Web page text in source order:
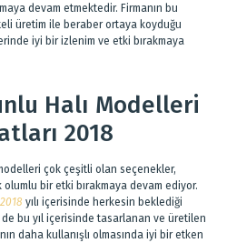
devam etmektedir. Firmanın bu
üretim ile beraber ortaya koyduğu
iyi bir izlenim ve etki bırakmaya
Halı Modelleri
2018
çok çeşitli olan seçenekler,
bir etki bırakmaya devam ediyor.
yılı içerisinde herkesin beklediği
bu yıl içerisinde tasarlanan ve üretilen
daha kullanışlı olmasında iyi bir etken